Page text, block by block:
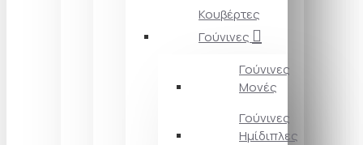
Κουβέρτες
Γούνινες
Γούνινες
Μονές
Γούνινες
Ημίδιπλες